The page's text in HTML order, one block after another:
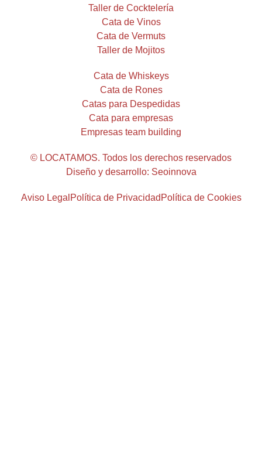
Taller de Cocktelería
Cata de Vinos
Cata de Vermuts
Taller de Mojitos
Cata de Whiskeys
Cata de Rones
Catas para Despedidas
Cata para empresas
Empresas team building
© LOCATAMOS. Todos los derechos reservados
Diseño y desarrollo: Seoinnova
Aviso Legal Política de Privacidad Política de Cookies